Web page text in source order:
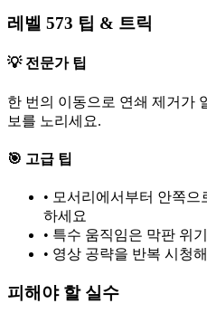
레벨 573 팁 & 트릭
💡 전문가 팁
한 번의 이동으로 연쇄 제거가
보를 노리세요.
🎯 고급 팁
• 모서리에서부터 안쪽으
하세요
• 특수 움직임은 막판 위
• 영상 공략을 반복 시청
피해야 할 실수